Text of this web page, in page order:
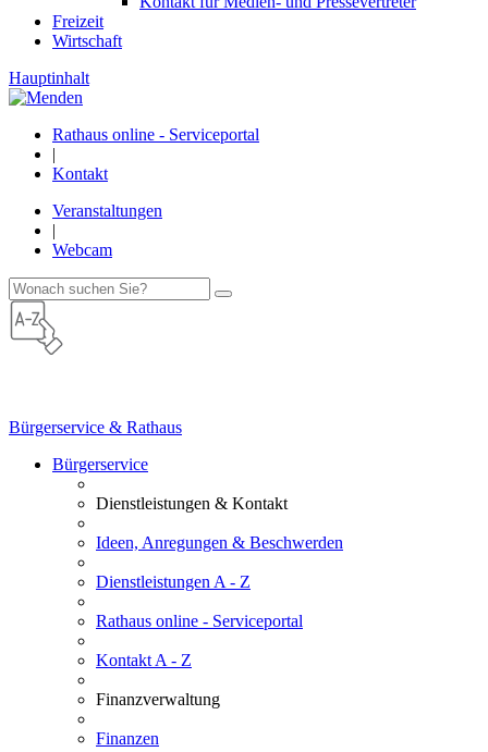
Freizeit
Wirtschaft
Hauptinhalt
Rathaus online - Serviceportal
|
Kontakt
Veranstaltungen
|
Webcam
Bürgerservice & Rathaus
Bürgerservice
Dienstleistungen & Kontakt
Ideen, Anregungen & Beschwerden
Dienstleistungen A - Z
Rathaus online - Serviceportal
Kontakt A - Z
Finanzverwaltung
Finanzen